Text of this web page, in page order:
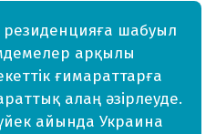
шабуыл
арқылы
ғимараттарға
алаң әзірлеуде.
айында Украина